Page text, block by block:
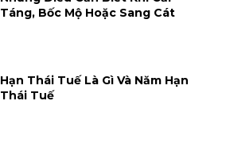
Táng, Bốc Mộ Hoặc Sang Cát
Hạn Thái Tuế Là Gì Và Năm Hạn
Thái Tuế